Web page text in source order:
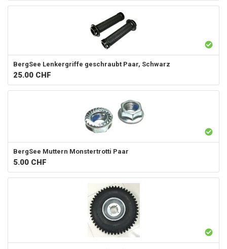
BergSee Lenkergriffe geschraubt Paar, Schwarz
25.00 CHF
BergSee Muttern Monstertrotti Paar
5.00 CHF